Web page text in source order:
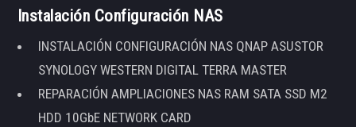
Instalación Configuración NAS
INSTALACIÓN CONFIGURACIÓN NAS QNAP ASUSTOR
SYNOLOGY WESTERN DIGITAL TERRA MASTER
REPARACIÓN AMPLIACIONES NAS RAM SATA SSD M2
HDD 10GbE NETWORK CARD